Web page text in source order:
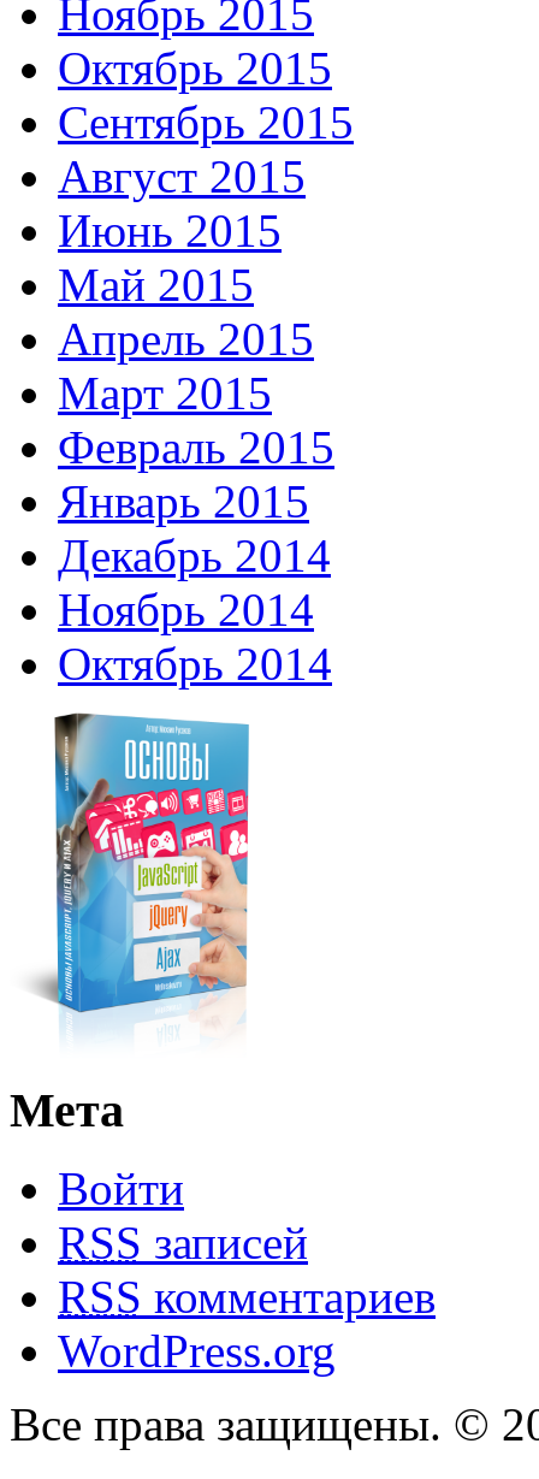
Ноябрь 2015
Октябрь 2015
Сентябрь 2015
Август 2015
Июнь 2015
Май 2015
Апрель 2015
Март 2015
Февраль 2015
Январь 2015
Декабрь 2014
Ноябрь 2014
Октябрь 2014
Мета
Войти
RSS записей
RSS комментариев
WordPress.org
Все права защищены. ©